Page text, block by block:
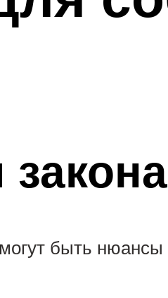
быть нюансы